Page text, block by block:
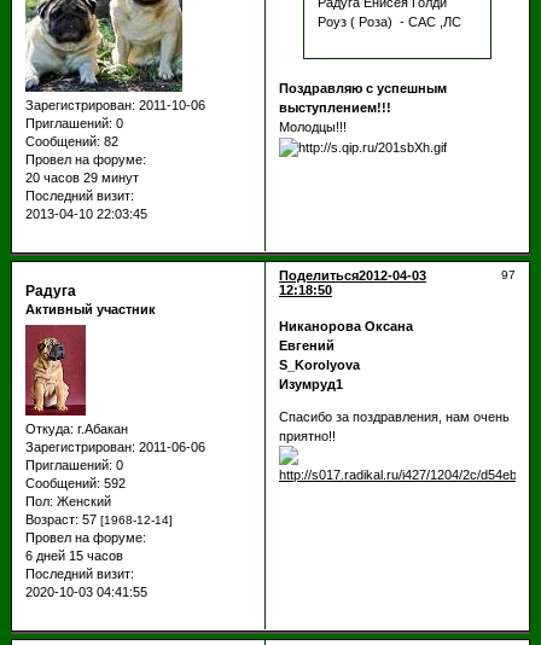
Зарегистрирован: 2011-10-06
Приглашений: 0
Сообщений: 82
Провел на форуме:
20 часов 29 минут
Последний визит:
2013-04-10 22:03:45
Радуга Енисея Голди
Роуз ( Роза) - САС ,ЛС
Поздравляю с успешным
выступлением!!!
Молодцы!!!
Поделиться 97
2012-04-03
12:18:50
Радуга
Активный участник
Откуда: г.Абакан
Зарегистрирован: 2011-06-06
Приглашений: 0
Сообщений: 592
Пол: Женский
Возраст: 57 [1968-12-14]
Провел на форуме:
6 дней 15 часов
Последний визит:
2020-10-03 04:41:55
Никанорова Оксана
Евгений
S_Korolyova
Изумруд1
Спасибо за поздравления, нам очень
приятно!!